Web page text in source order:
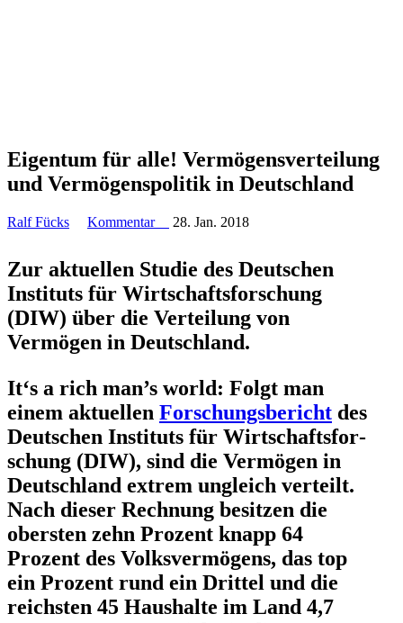
Eigentum für alle! Vermö­gens­ver­teilung
und Vermö­gens­po­litik in Deutschland
Ralf Fücks Kommentar 28. Jan. 2018
Zur aktuellen Studie des Deutschen
Instituts für Wirtschafts­for­schung
(DIW) über die Verteilung von
Vermögen in Deutschland.
It‘s a rich man’s world: Folgt man
einem aktuellen Forschungs­be­richt des
Deutschen Instituts für Wirtschafts­for­
schung (DIW), sind die Vermögen in
Deutschland extrem ungleich verteilt.
Nach dieser Rechnung besitzen die
obersten zehn Prozent knapp 64
Prozent des Volks­ver­mögens, das top
ein Prozent rund ein Drittel und die
reichsten 45 Haushalte im Land 4,7